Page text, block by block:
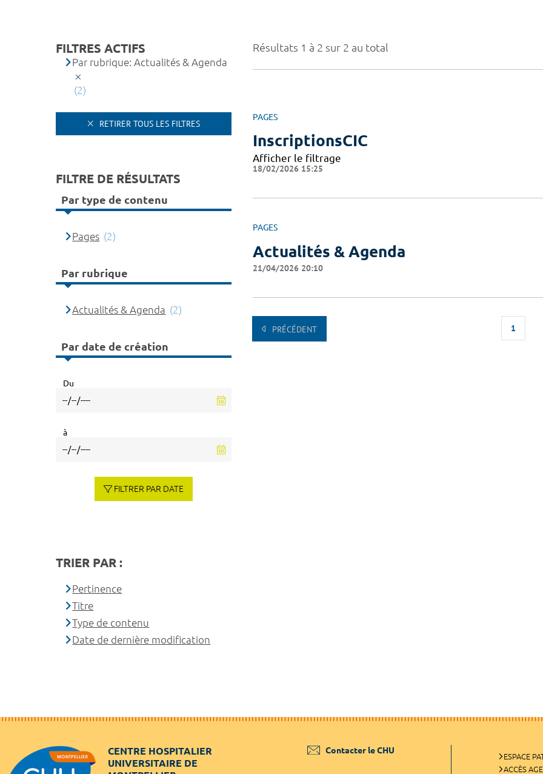
Résultats 1 à 2 sur 2 au total
PAGES
InscriptionsCIC
Afficher le filtrage
18/02/2026 15:25
PAGES
Actualités & Agenda
21/04/2026 20:10
PRÉCÉDENT 1
FILTRES ACTIFS
Par rubrique: Actualités & Agenda
(2)
RETIRER TOUS LES FILTRES
FILTRE DE RÉSULTATS
Par type de contenu
Pages (2)
Par rubrique
Actualités & Agenda (2)
Par date de création
Du
à
FILTRER PAR DATE
TRIER PAR :
Pertinence
Titre
Type de contenu
Date de dernière modification
CENTRE HOSPITALIER
UNIVERSITAIRE DE
Contacter le CHU
ESPACE
ACCÈS